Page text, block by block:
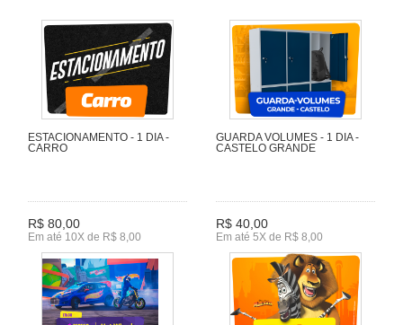
ESTACIONAMENTO - 1 DIA -
CARRO
R$ 80,00
Em até 10X de R$ 8,00
GUARDA VOLUMES - 1 DIA -
CASTELO GRANDE
R$ 40,00
Em até 5X de R$ 8,00